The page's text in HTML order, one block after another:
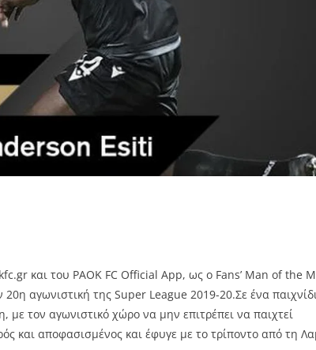
και του PAOK FC Official App, ως ο Fans’ Man of the
αγωνιστική της Super League 2019-20.Σε ένα
τον αγωνιστικό χώρο να μην επιτρέπει να παιχτεί
αποφασισμένος και έφυγε με το τρίποντο από τη